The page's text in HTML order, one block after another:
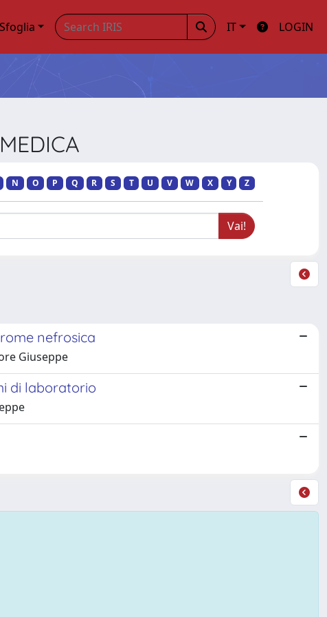
Sfoglia IT LOGIN
N O P Q R S T U V W X Y Z
nefrosica
Giuseppe
di laboratorio